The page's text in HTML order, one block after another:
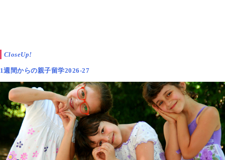
CloseUp!
1週間からの親子留学2026-27